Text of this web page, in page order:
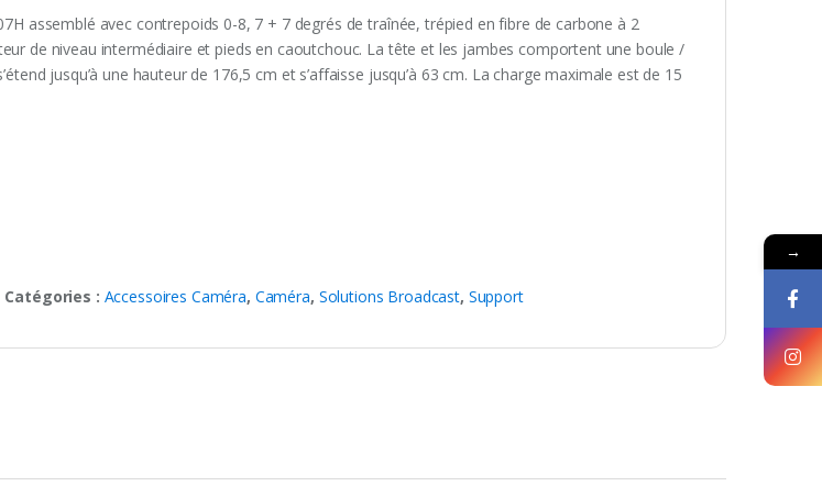
assemblé avec contrepoids 0-8, 7 + 7 degrés de traînée, trépied en fibre de carbone à 2
de niveau intermédiaire et pieds en caoutchouc. La tête et les jambes comportent une boule /
jusqu’à une hauteur de 176,5 cm et s’affaisse jusqu’à 63 cm. La charge maximale est de 15
Catégories : Accessoires Caméra, Caméra, Solutions Broadcast, Support
→